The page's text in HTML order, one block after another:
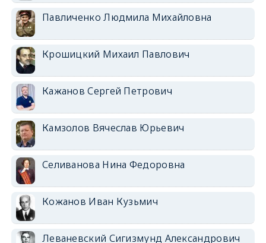
Павличенко Людмила Михайловна
Крошицкий Михаил Павлович
Кажанов Сергей Петрович
Камзолов Вячеслав Юрьевич
Селиванова Нина Федоровна
Кожанов Иван Кузьмич
Леваневский Сигизмунд Александрович